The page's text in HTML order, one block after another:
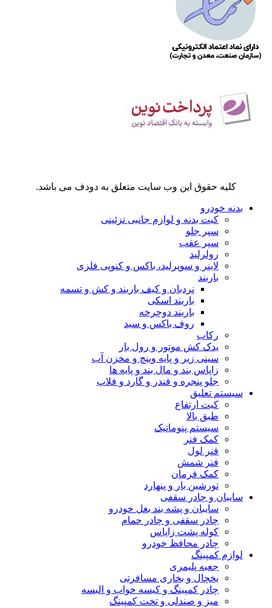
کلیه حقوق این وب سایت متعلق به دودف می باشد.
بدنه خودرو
کیت بدنه و لوازم جانبی تزئینی
سپر جلو
سپر عقب
رولرلید
لاینر و سوپرلید، باکس و کنوپی فلزی
باربند
نردبان و کیف باربند و کش و تسمه
باربند اسکی
باربند دوچرخه
روف باکس و سبد
رکاب
یدک کش موتور و رول بار
سینی زیر و پایه وینچ و مخزن آب
زاپاس بند و مال بند و پایه ها
جلو پنجره و فندر و گارد و فلاپ
سیستم تعلیق
کیت ارتفاع
طبق بالا
سیستم پنوماتیک
کمک فنر
فنر لول
فنر شمش
کمک فرمان
تورشین بار و پنهارد
سایبان و چادر سقفی
سایبان و پشه بند بغل خودرو
چادر سقفی و چادر حمام
کوله پشت زاپاس
چادر محافظ خودرو
لوازم کمپینگ
جعبه پلیمری
یخچال و بخاری مسافرتی
چادر کمپینگ و کیسه خواب و البسه
میز و صندلی و تخت کمپینگ